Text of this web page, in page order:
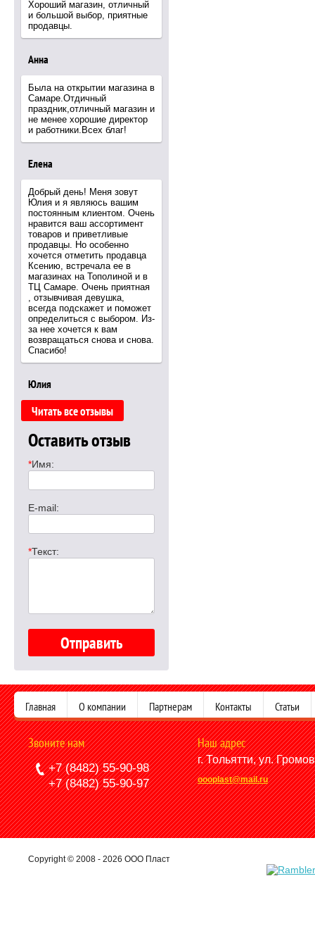
Хороший магазин, отличный
и большой выбор, приятные
продавцы.
Анна
Была на открытии магазина в
Самаре.Отдичный
праздник,отличный магазин и
не менее хорошие директор
и работники.Всех благ!
Елена
Добрый день! Меня зовут
Юлия и я являюсь вашим
постоянным клиентом. Очень
нравится ваш ассортимент
товаров и приветливые
продавцы. Но особенно
хочется отметить продавца
Ксению, встречала ее в
магазинах на Тополиной и в
ТЦ Самаре. Очень приятная
, отзывчивая девушка,
всегда подскажет и поможет
определиться с выбором. Из-
за нее хочется к вам
возвращаться снова и снова.
Спасибо!
Юлия
Читать все отзывы
Оставить отзыв
*Имя:
E-mail:
*Текст:
Главная О компании Партнерам Контакты Статьи
Звоните нам
+7 (8482) 55-90-98
+7 (8482) 55-90-97
Наш адрес
г. Тольятти, ул.
oooplast@mail.ru
Copyright © 2008 - 2026 ООО Пласт